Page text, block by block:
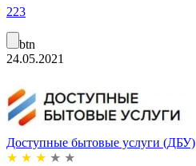
223
btn
24.05.2021
Доступные бытовые услуги (ДБУ)
★ ★ ★ ★ ★